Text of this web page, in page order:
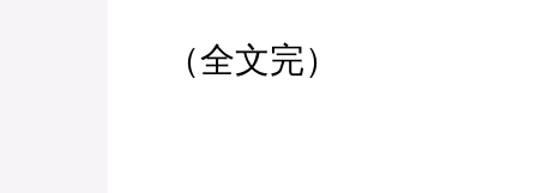
（全文完）